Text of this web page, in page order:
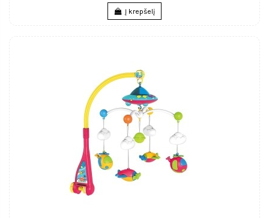
Į krepšelį